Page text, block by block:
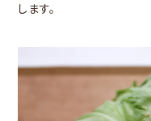
します。